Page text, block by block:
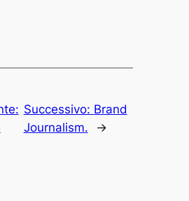
Successivo: Brand
Journalism.
→